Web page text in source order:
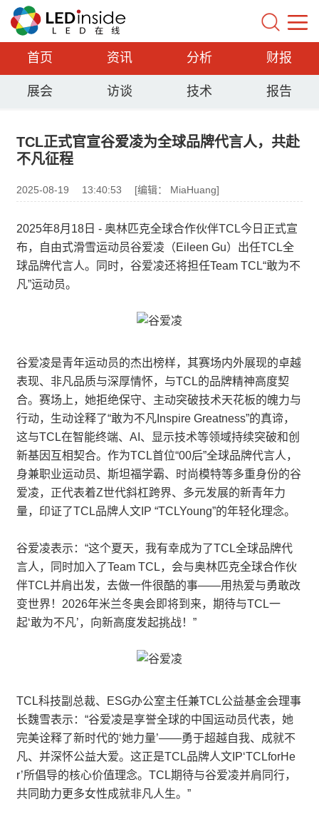
首页 资讯 分析 财报
展会 访谈 技术 报告
TCL正式官宣谷爱凌为全球品牌代言人，共赴
不凡征程
2025-08-19 13:40:53 [编辑： MiaHuang]
2025年8月18日 - 奥林匹克全球合作伙伴TCL今日正式宣
布，自由式滑雪运动员谷爱凌（Eileen Gu）出任TCL全
球品牌代言人。同时，谷爱凌还将担任Team TCL“敢为不
凡”运动员。
谷爱凌是青年运动员的杰出榜样，其赛场内外展现的卓越
表现、非凡品质与深厚情怀，与TCL的品牌精神高度契
合。赛场上，她拒绝保守、主动突破技术天花板的魄力与
行动，生动诠释了“敢为不凡Inspire Greatness”的真谛，
这与TCL在智能终端、AI、显示技术等领域持续突破和创
新基因互相契合。作为TCL首位“00后”全球品牌代言人，
身兼职业运动员、斯坦福学霸、时尚模特等多重身份的谷
爱凌，正代表着Z世代斜杠跨界、多元发展的新青年力
量，印证了TCL品牌人文IP “TCLYoung”的年轻化理念。
谷爱凌表示：“这个夏天，我有幸成为了TCL全球品牌代
言人，同时加入了Team TCL，会与奥林匹克全球合作伙
伴TCL并肩出发，去做一件很酷的事——用热爱与勇敢改
变世界！2026年米兰冬奥会即将到来，期待与TCL一
起‘敢为不凡’，向新高度发起挑战！”
TCL科技副总裁、ESG办公室主任兼TCL公益基金会理事
长魏雪表示：“谷爱凌是享誉全球的中国运动员代表，她
完美诠释了新时代的‘她力量’——勇于超越自我、成就不
凡、并深怀公益大爱。这正是TCL品牌人文IP‘TCLforHe
r’所倡导的核心价值理念。TCL期待与谷爱凌并肩同行，
共同助力更多女性成就非凡人生。”